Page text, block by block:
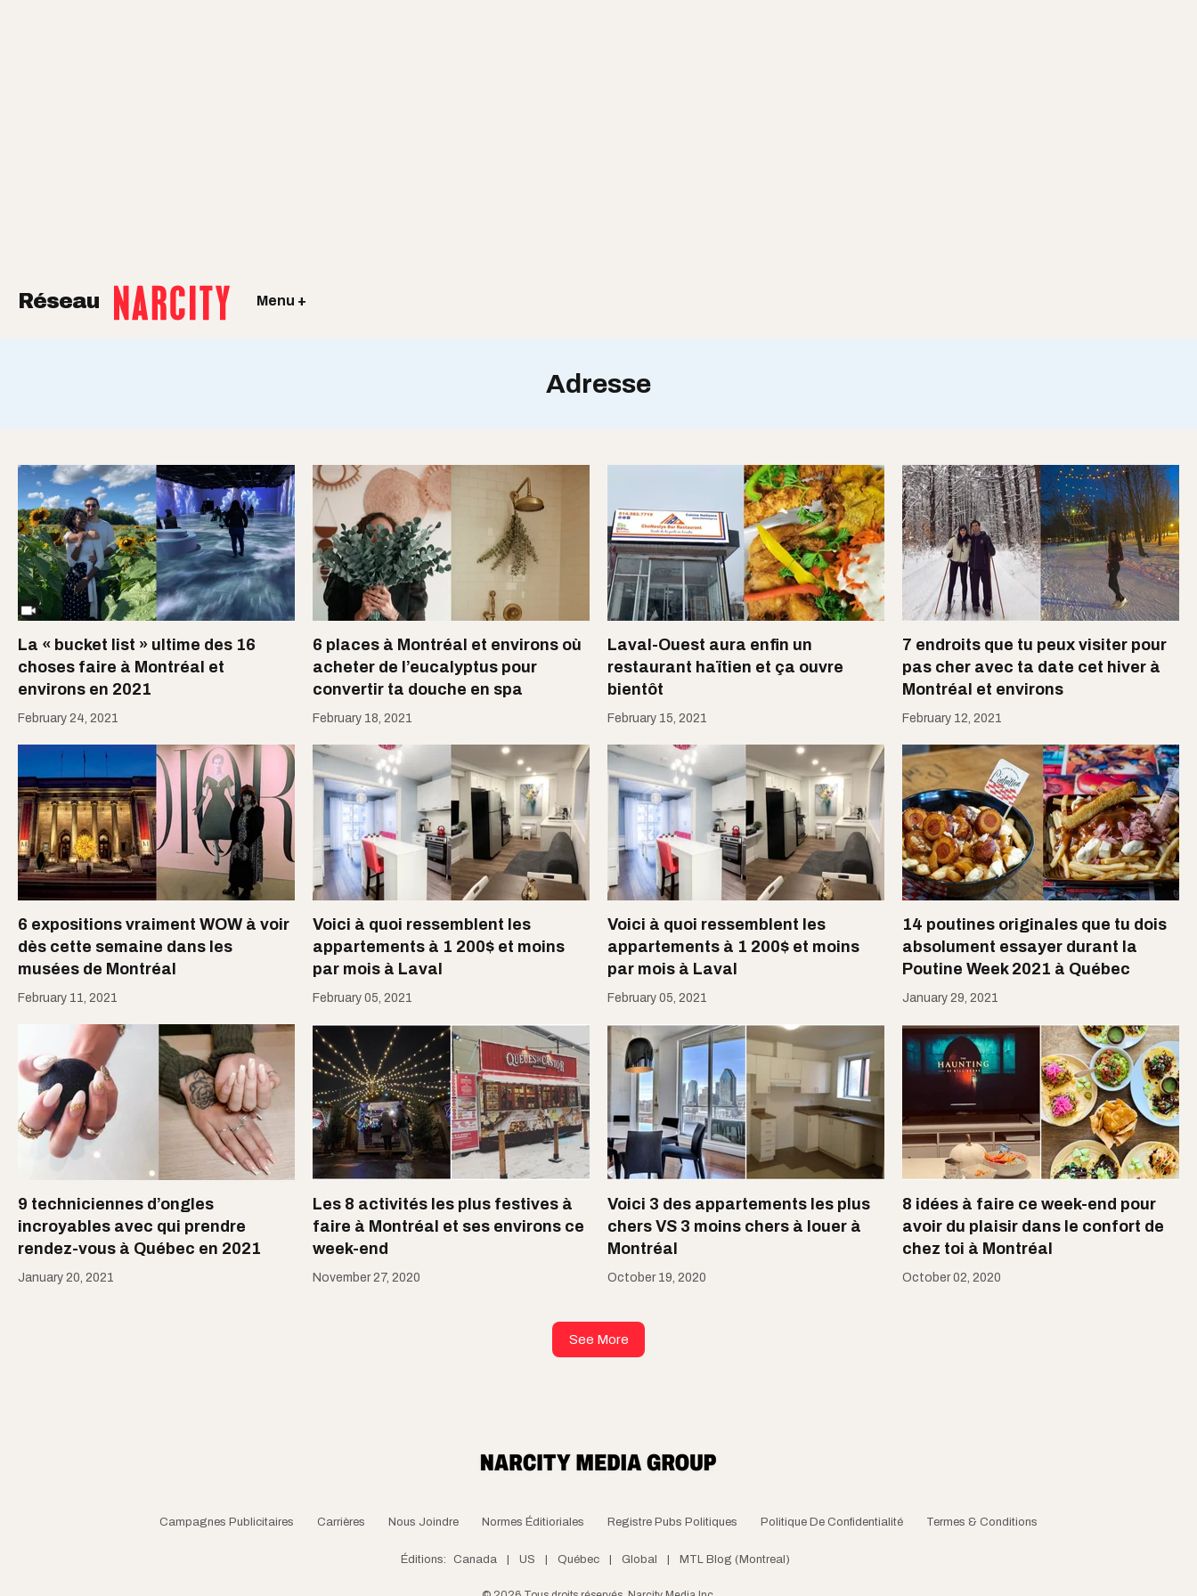
Réseau Menu +
Adresse
La « bucket list » ultime des 16
choses faire à Montréal et
environs en 2021
February 24, 2021
6 places à Montréal et environs où
acheter de l’eucalyptus pour
convertir ta douche en spa
February 18, 2021
Laval-Ouest aura enfin un
restaurant haïtien et ça ouvre
bientôt
February 15, 2021
7 endroits que tu peux visiter pour
pas cher avec ta date cet hiver à
Montréal et environs
February 12, 2021
6 expositions vraiment WOW à voir
dès cette semaine dans les
musées de Montréal
February 11, 2021
Voici à quoi ressemblent les
appartements à 1 200$ et moins
par mois à Laval
February 05, 2021
Voici à quoi ressemblent les
appartements à 1 200$ et moins
par mois à Laval
February 05, 2021
14 poutines originales que tu dois
absolument essayer durant la
Poutine Week 2021 à Québec
January 29, 2021
9 techniciennes d’ongles
incroyables avec qui prendre
rendez-vous à Québec en 2021
January 20, 2021
Les 8 activités les plus festives à
faire à Montréal et ses environs ce
week-end
November 27, 2020
Voici 3 des appartements les plus
chers VS 3 moins chers à louer à
Montréal
October 19, 2020
8 idées à faire ce week-end pour
avoir du plaisir dans le confort de
chez toi à Montréal
October 02, 2020
See More
Campagnes Publicitaires Carrières Nous Joindre Normes Éditioriales Registre Pubs Politiques Politique De Confidentialité Termes & Conditions
Éditions: Canada | US | Québec | Global | MTL Blog (Montreal)